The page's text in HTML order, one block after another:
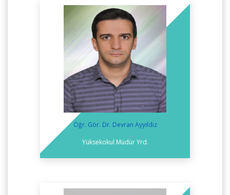
Öğr. Gör. Dr. Devran Ayyıldız
Yüksekokul Müdür Yrd.